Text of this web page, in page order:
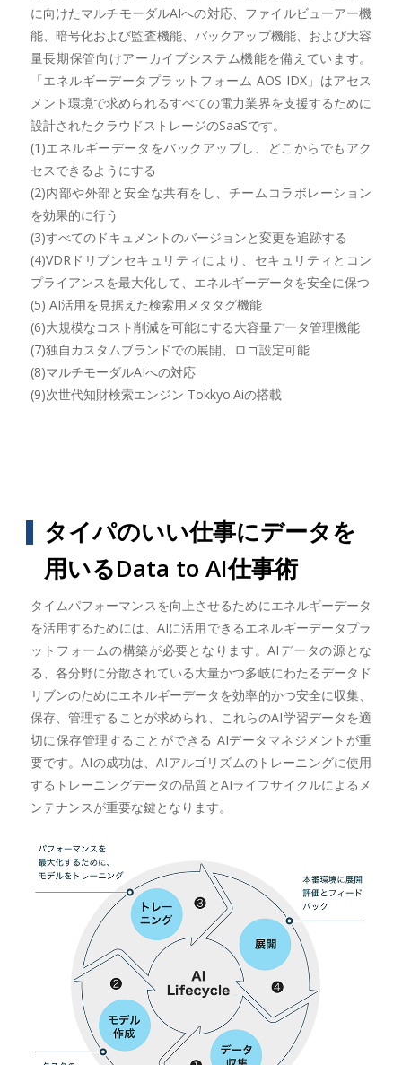
に向けたマルチモーダルAIへの対応、ファイルビューアー機
能、暗号化および監査機能、バックアップ機能、および大容
量長期保管向けアーカイブシステム機能を備えています。
「エネルギーデータプラットフォーム AOS IDX」はアセス
メント環境で求められるすべての電力業界を支援するために
設計されたクラウドストレージのSaaSです。
(1)エネルギーデータをバックアップし、どこからでもアク
セスできるようにする
(2)内部や外部と安全な共有をし、チームコラボレーション
を効果的に行う
(3)すべてのドキュメントのバージョンと変更を追跡する
(4)VDRドリブンセキュリティにより、セキュリティとコン
プライアンスを最大化して、エネルギーデータを安全に保つ
(5) AI活用を見据えた検索用メタタグ機能
(6)大規模なコスト削減を可能にする大容量データ管理機能
(7)独自カスタムブランドでの展開、ロゴ設定可能
(8)マルチモーダルAIへの対応
(9)次世代知財検索エンジン Tokkyo.Aiの搭載
タイパのいい仕事にデータを
用いるData to AI仕事術
タイムパフォーマンスを向上させるためにエネルギーデータ
を活用するためには、AIに活用できるエネルギーデータプラ
ットフォームの構築が必要となります。AIデータの源とな
る、各分野に分散されている大量かつ多岐にわたるデータド
リブンのためにエネルギーデータを効率的かつ安全に収集、
保存、管理することが求められ、これらのAI学習データを適
切に保存管理することができる AIデータマネジメントが重
要です。AIの成功は、AIアルゴリズムのトレーニングに使用
するトレーニングデータの品質とAIライフサイクルによるメ
ンテナンスが重要な鍵となります。